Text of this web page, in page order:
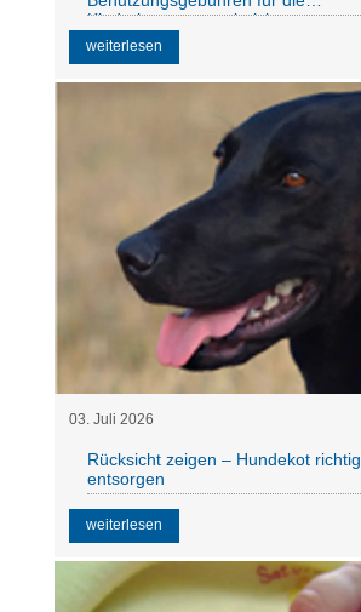
Kinderbetreuungseinrichtungen
weiterlesen
03 Juli 2026
Rücksicht zeigen – Hundekot richtig
entsorgen
weiterlesen